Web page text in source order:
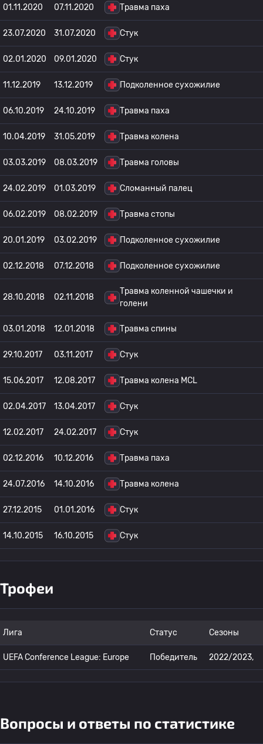
01.11.2020 07.11.2020 Травма паха
23.07.2020 31.07.2020 Стук
02.01.2020 09.01.2020 Стук
11.12.2019 13.12.2019 Подколенное сухожилие
06.10.2019 24.10.2019 Травма паха
10.04.2019 31.05.2019 Травма колена
03.03.2019 08.03.2019 Травма головы
24.02.2019 01.03.2019 Сломанный палец
06.02.2019 08.02.2019 Травма стопы
20.01.2019 03.02.2019 Подколенное сухожилие
02.12.2018 07.12.2018 Подколенное сухожилие
28.10.2018 02.11.2018
Травма коленной чашечки и
голени
03.01.2018 12.01.2018 Травма спины
29.10.2017 03.11.2017 Стук
15.06.2017 12.08.2017 Травма колена MCL
02.04.2017 13.04.2017 Стук
12.02.2017 24.02.2017 Стук
02.12.2016 10.12.2016 Травма паха
24.07.2016 14.10.2016 Травма колена
27.12.2015 01.01.2016 Стук
14.10.2015 16.10.2015 Стук
Трофеи
Лига Статус Сезоны
UEFA Conference League: Europe Победитель 2022/2023,
Вопросы и ответы по статистике